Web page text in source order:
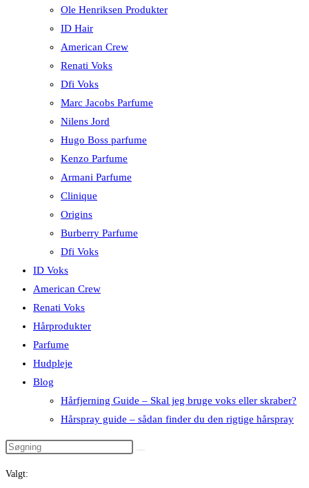
Ole Henriksen Produkter
ID Hair
American Crew
Renati Voks
Dfi Voks
Marc Jacobs Parfume
Nilens Jord
Hugo Boss parfume
Kenzo Parfume
Armani Parfume
Clinique
Origins
Burberry Parfume
Dfi Voks
ID Voks
American Crew
Renati Voks
Hårprodukter
Parfume
Hudpleje
Blog
Hårfjerning Guide – Skal jeg bruge voks eller skraber?
Hårspray guide – sådan finder du den rigtige hårspray
Valgt: